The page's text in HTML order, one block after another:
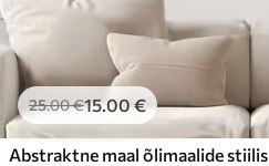
25.00€15.00€
Abstraktne maal õlimaalide stiilis